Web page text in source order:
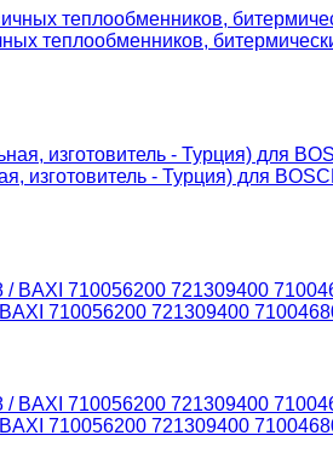
теплообменников,
изготовитель - Турция) для
710056200 721309400
710056200 721309400